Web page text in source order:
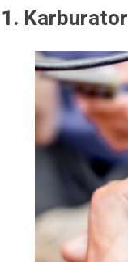
1. Karburator